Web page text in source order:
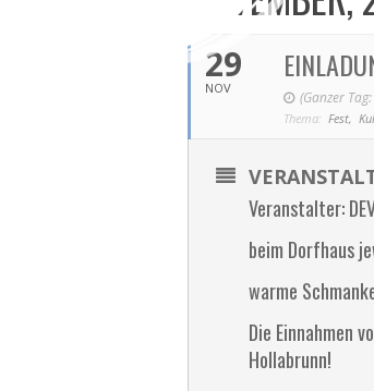
29
NOV
(Ganzer
Thema: Fest,
Veranstalter:
beim Dorfhaus
warme
Die Einnahmen
Hollabrunn!